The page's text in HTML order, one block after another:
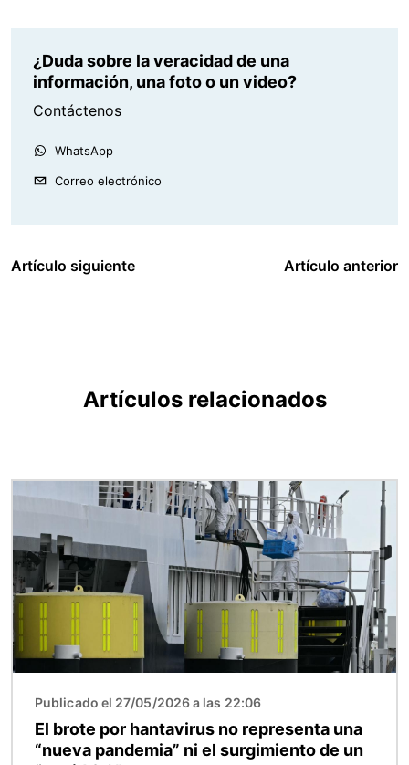
¿Duda sobre la veracidad de una
información, una foto o un video?
Contáctenos
WhatsApp
Correo electrónico
Artículo siguiente Artículo anterior
Artículos relacionados
Publicado el 27/05/2026 a las 22:06
El brote por hantavirus no representa una
“nueva pandemia” ni el surgimiento de un